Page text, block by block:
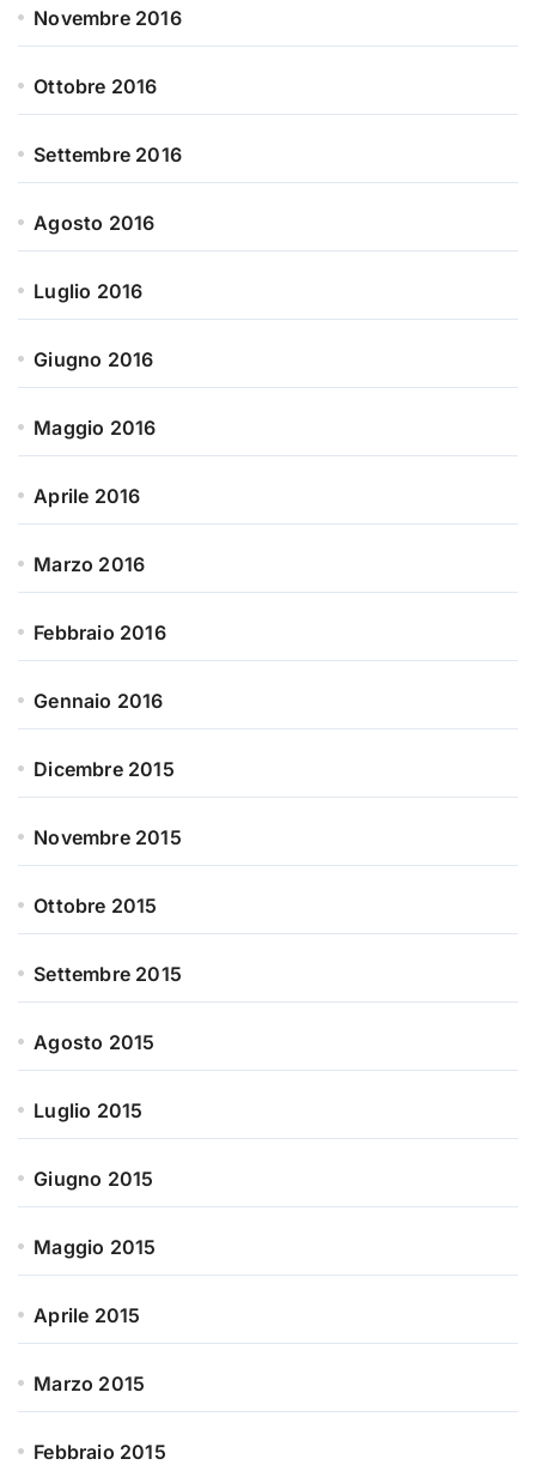
Novembre 2016
Ottobre 2016
Settembre 2016
Agosto 2016
Luglio 2016
Giugno 2016
Maggio 2016
Aprile 2016
Marzo 2016
Febbraio 2016
Gennaio 2016
Dicembre 2015
Novembre 2015
Ottobre 2015
Settembre 2015
Agosto 2015
Luglio 2015
Giugno 2015
Maggio 2015
Aprile 2015
Marzo 2015
Febbraio 2015